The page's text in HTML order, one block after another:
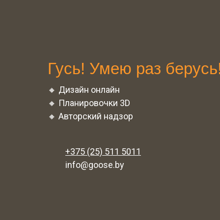
Гусь! Умею раз
🔸 Дизайн онлайн
🔸 Планировочки 3D
🔸 Авторский надзор
+375 (25) 511 5011
info@goose.by